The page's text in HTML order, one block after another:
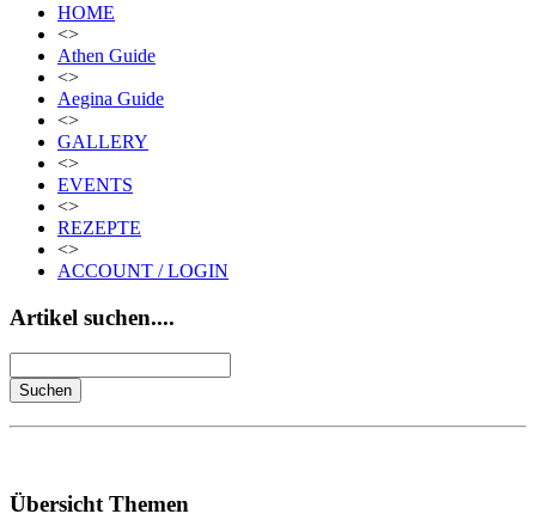
HOME
<>
Athen Guide
<>
Aegina Guide
<>
GALLERY
<>
EVENTS
<>
REZEPTE
<>
ACCOUNT / LOGIN
Artikel suchen....
Übersicht Themen